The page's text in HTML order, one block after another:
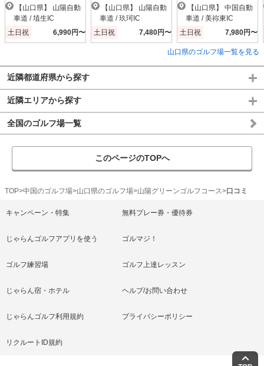
車道 / 埴生IC
土日祝
6,990円〜
車道 / 玖珂IC
土日祝
7,480円〜
車道 / 美祢東IC
土日祝
7,980円〜
山口県のゴルフ場一覧を見る
近隣都道府県から探す
近隣エリアから探す
全国のゴルフ場一覧
このページのTOPへ
TOP 中国のゴルフ場 山口県のゴルフ場 山陽グリーンゴルフコース 口コミ
キャンペーン・特集 無料プレー券・優待券
じゃらんゴルフアプリを使う ゴルマジ！
ゴルフ練習場 ゴルフ上達レッスン
じゃらん宿・ホテル ヘルプ/お問い合わせ
じゃらんゴルフ利用規約 プライバシーポリシー
リクルートID規約